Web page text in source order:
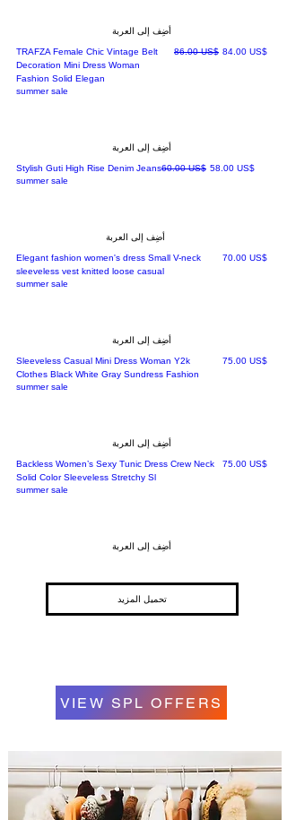
أضِف إلى العربة
TRAFZA Female Chic Vintage Belt
Decoration Mini Dress Woman
Fashion Solid Elegan
سعر عادي
‏86.00 US$ سعر البيع‏84.00 US$
summer sale
أضِف إلى العربة
Stylish Guti High Rise Denim Jeansسعر عادي
‏60.00 US$ سعر البيع‏58.00 US$
summer sale
أضِف إلى العربة
Elegant fashion women's dress Small V-neck
sleeveless vest knitted loose casual
السعر ‏70.00 US$
summer sale
أضِف إلى العربة
Sleeveless Casual Mini Dress Woman Y2k
Clothes Black White Gray Sundress Fashion
السعر ‏75.00 US$
summer sale
أضِف إلى العربة
Backless Women’s Sexy Tunic Dress Crew Neck
Solid Color Sleeveless Stretchy Sl
السعر ‏75.00 US$
summer sale
أضِف إلى العربة
تحميل المزيد
VIEW SPL OFFERS